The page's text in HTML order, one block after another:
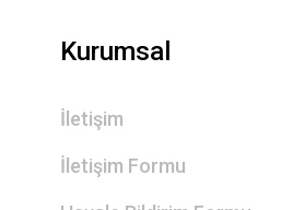
Kurumsal
İletişim
İletişim Formu